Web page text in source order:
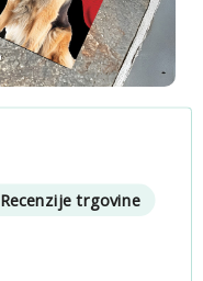
Recenzije trgovine